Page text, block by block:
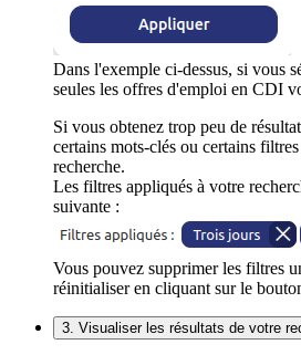
Dans l'exemple ci-dessus, si vous
seules les offres d'emploi en CDI
Si vous obtenez trop peu de
certains mots-clés ou certains
recherche.
Les filtres appliqués à votre
suivante :
Vous pouvez supprimer les filtres
réinitialiser en cliquant sur le
3. Visualiser les résultats de votre